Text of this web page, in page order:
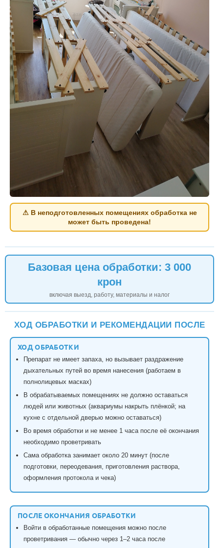
⚠ В неподготовленных помещениях обработка не
может быть проведена!
Базовая цена обработки: 3 000
крон
включая выезд, работу, материалы и налог
ХОД ОБРАБОТКИ И РЕКОМЕНДАЦИИ ПОСЛЕ
ХОД ОБРАБОТКИ
Препарат не имеет запаха, но вызывает раздражение
дыхательных путей во время нанесения (работаем в
полнолицевых масках)
В обрабатываемых помещениях не должно оставаться
людей или животных (аквариумы накрыть плёнкой; на
кухне с отдельной дверью можно оставаться)
Во время обработки и не менее 1 часа после её окончания
необходимо проветривать
Сама обработка занимает около 20 минут (после
подготовки, переодевания, приготовления раствора,
оформления протокола и чека)
ПОСЛЕ ОКОНЧАНИЯ ОБРАБОТКИ
Войти в обработанные помещения можно после
проветривания — обычно через 1–2 часа после